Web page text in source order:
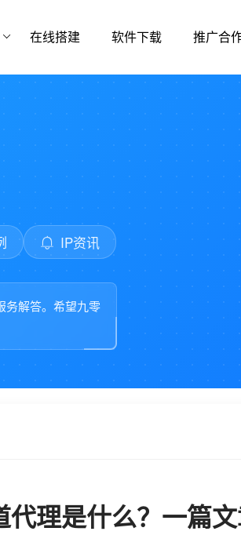
在线搭建 软件下载 推广合
IP资讯
务解答。希望九零
理是什么？一篇